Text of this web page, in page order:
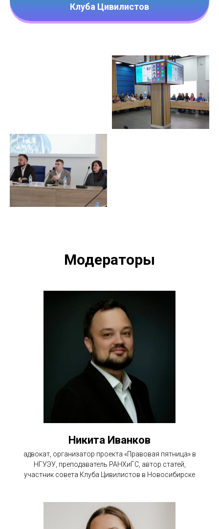
Клуба Цивилистов
Модераторы
Никита Иванков
адвокат, организатор проекта «Правовая пятница» в
НГУЭУ, преподаватель РАНХиГС, автор статей,
участник совета Клуба Цивилистов в Новосибирске